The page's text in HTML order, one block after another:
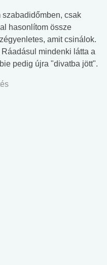
szabadidőmben, csak
hasonlítom össze
amit csinálok.
mindenki látta a
pedig újra "divatba jött".